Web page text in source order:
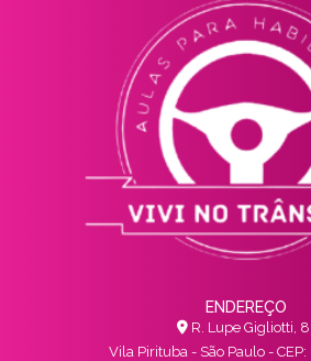
ENDEREÇO
R. Lupe Gigliotti,
Vila Pirituba - São Paulo -